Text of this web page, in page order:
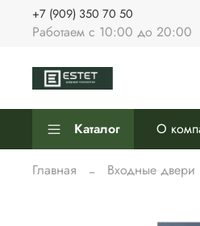
Работаем с 10:00 до 20:00
+7 (909) 350 70 50
Каталог О
Главная Входные двери